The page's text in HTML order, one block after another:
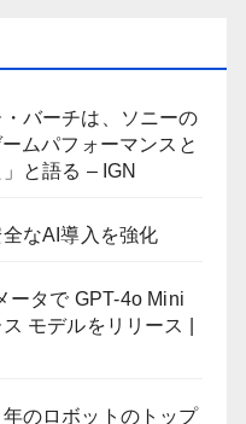
バーチは、ソニーの
ムパフォーマンスと
と語る – IGN
なAI導入を強化
ータで GPT-4o Mini
モデルをリリース |
のロボットのトップ